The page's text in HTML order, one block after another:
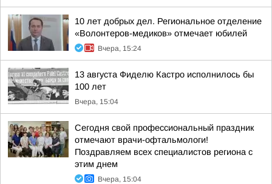
10 лет добрых дел. Региональное отделение
«Волонтеров-медиков» отмечает юбилей
Вчера, 15:24
13 августа Фиделю Кастро исполнилось бы
100 лет
Вчера, 15:04
Сегодня свой профессиональный праздник
отмечают врачи-офтальмологи!
Поздравляем всех специалистов региона с
этим днем
Вчера, 15:04